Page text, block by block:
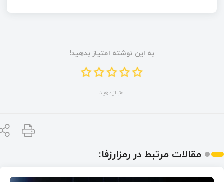
به این نوشته امتیاز بدهید!
امتیاز دهید!
مقالات مرتبط در رمزارزفا: